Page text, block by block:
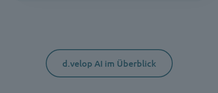
d.velop AI im Überblick